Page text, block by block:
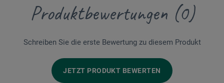
Produktbewertungen (0)
Schreiben Sie die erste Bewertung zu diesem Produkt
JETZT PRODUKT BEWERTEN